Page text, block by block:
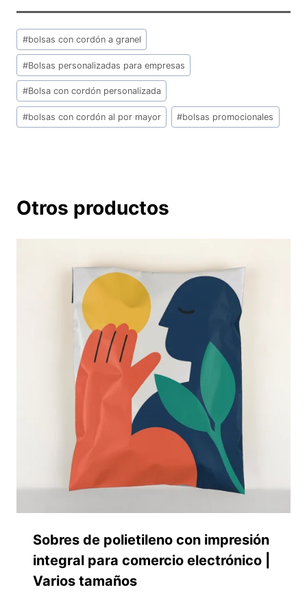
Etiquetas
de
la
entrada:
#bolsas con cordón a granel
#Bolsas personalizadas para empresas
#Bolsa con cordón personalizada
#bolsas con cordón al por mayor #bolsas promocionales
Otros productos
Sobres de polietileno con impresión
integral para comercio electrónico |
Varios tamaños